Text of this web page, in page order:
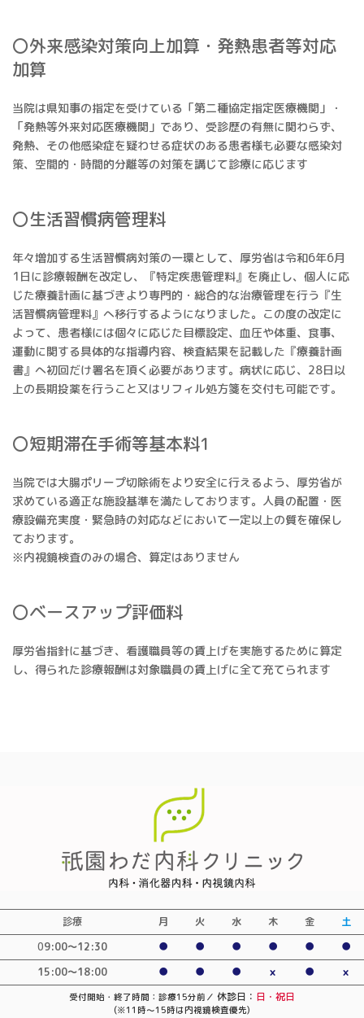
〇外来感染対策向上加算・発熱患者等対応
加算
当院は県知事の指定を受けている「第二種協定指定医療機関」・
「発熱等外来対応医療機関」であり、受診歴の有無に関わらず、
発熱、その他感染症を疑わせる症状のある患者様も必要な感染対
策、空間的・時間的分離等の対策を講じて診療に応じます
〇生活習慣病管理料
年々増加する生活習慣病対策の一環として、厚労省は令和6年6月
1日に診療報酬を改定し、『特定疾患管理料』を廃止し、個人に応
じた療養計画に基づきより専門的・総合的な治療管理を行う『生
活習慣病管理料』へ移行するようになりました。この度の改定に
よって、患者様には個々に応じた目標設定、血圧や体重、食事、
運動に関する具体的な指導内容、検査結果を記載した『療養計画
書』へ初回だけ署名を頂く必要があります。病状に応じ、28日以
上の長期投薬を行うこと又はリフィル処方箋を交付も可能です。
〇短期滞在手術等基本料1
当院では大腸ポリープ切除術をより安全に行えるよう、厚労省が
求めている適正な施設基準を満たしております。人員の配置・医
療設備充実度・緊急時の対応などにおいて一定以上の質を確保し
ております。
※内視鏡検査のみの場合、算定はありません
〇ベースアップ評価料
厚労省指針に基づき、看護職員等の賃上げを実施するために算定
し、得られた診療報酬は対象職員の賃上げに全て充てられます
診療 月 火 水 木 金
土
09:00〜12:30 ● ● ● ● ●
●
15:00～18:00
● ● ● × ● ×
受付開始・終了時間：診療15分前／ 休診日： 日・祝日
(※11時～15時は内視鏡検査優先)